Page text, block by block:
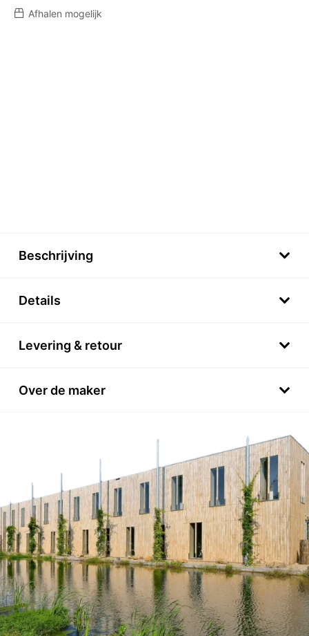
Afhalen mogelijk
Beschrijving
Details
Levering & retour
Over de maker